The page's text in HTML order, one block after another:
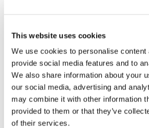
This website uses cookies
We use cookies to personalise content
provide social media features and to
We also share information about your
our social media, advertising and
may combine it with other information
provided to them or that they’ve
of their services.
Este resultado se construyó a
proceso gradual de aprendizaje
organizaciones socias
educativas, compartieron
encuentros de job shadowing y
formaciones transversales para
enfoques. En conjunto,